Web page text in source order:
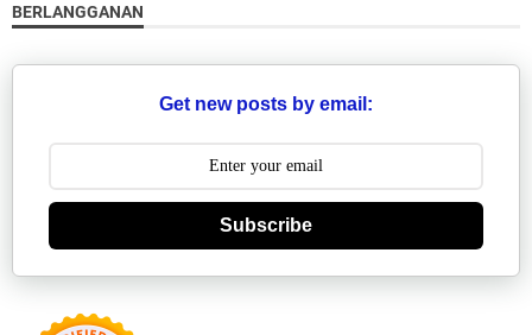
BERLANGGANAN
Get new posts by email:
Subscribe